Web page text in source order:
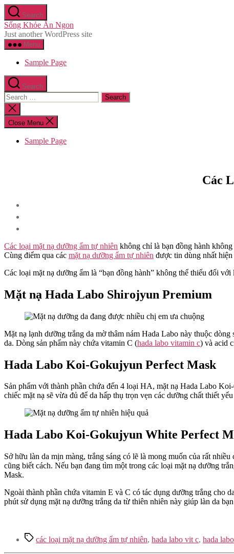
Skip
to
the
content
Search
Sống Khỏe Ăn Ngon
Just another WordPress site
Menu
Sample Page
Search
Search
for:
Close
search
Close Menu
Sample Page
Các
Các loại mặt nạ dưỡng ẩm tự nhiên không chỉ là bạn đồng hành
Cùng điểm qua các mặt nạ dưỡng ẩm tự nhiên được tin dùng nhất
Các loại mặt nạ dưỡng ẩm là “bạn đồng hành” không thể thiếu đối với
Mặt nạ Hada Labo Shirojyun Premium
Mặt nạ lạnh dưỡng trắng da mờ thâm nám Hada Labo này thuộc
da. Dòng sản phẩm này chứa vitamin C (hada labo vitamin c) và acid
Hada Labo Koi-Gokujyun Perfect Mask
Sản phẩm với thành phần chứa đến 4 loại HA, mặt nạ Hada Labo
chiếc mặt nạ sẽ vừa đủ để da hấp thụ trọn vẹn các dưỡng chất thiết
Hada Labo Koi-Gokujyun White Perfect
Sở hữu làn da mịn màng, trắng sáng có lẽ là mong muốn của rất
cũng biết cách. Nếu bạn đang tìm một trong các loại mặt nạ dưỡng
Mask.
Ngoài thành phần chứa vitamin E và C có tác dụng dưỡng trắng cho
phút sử dụng mặt nạ dưỡng trắng da từ thiên nhiên này giúp làn da
Tagscác loại mặt nạ dưỡng ẩm tự nhiên, hada labo vit c, hada